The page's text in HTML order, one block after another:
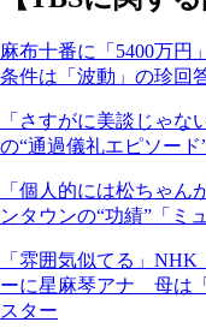
麻布十番に「5400万円
条件は「波動」の珍回
「さすがに美談じゃ
の“通過儀礼エピソード
「個人的には松ちゃ
ンタウンの“功績”「ミ
「雰囲気似てる」
ーに星麻琴アナ 母は
スター